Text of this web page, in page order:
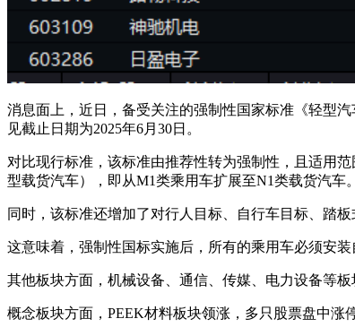
消息面上，近日，备受关注的强制性国家标准《轻型
见截止日期为2025年6月30日。
对比现行标准，该标准由推荐性转为强制性，且适用
型载货汽车），即从M1类乘用车扩展至N1类载货汽车。
同时，该标准还增加了对行人目标、自行车目标、踏
这意味着，强制性国标实施后，所有的乘用车必须安
其他板块方面，机械设备、通信、传媒、电力设备等
概念板块方面，PEEK材料板块领涨，多只股票盘中涨